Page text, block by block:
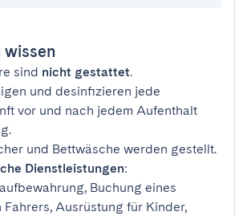
wissen
sind nicht gestattet.
und desinfizieren jede
vor und nach jedem Aufenthalt
und Bettwäsche werden gestellt.
Dienstleistungen:
Buchung eines
Fahrers, Ausrüstung für Kinder,